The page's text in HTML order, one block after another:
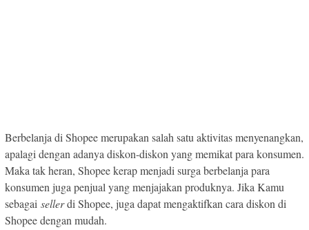
Berbelanja di Shopee merupakan salah satu aktivitas menyenangkan,
apalagi dengan adanya diskon-diskon yang memikat para konsumen.
Maka tak heran, Shopee kerap menjadi surga berbelanja para
konsumen juga penjual yang menjajakan produknya. Jika Kamu
sebagai sellerdi Shopee, juga dapat mengaktifkan cara diskon di
Shopee dengan mudah.